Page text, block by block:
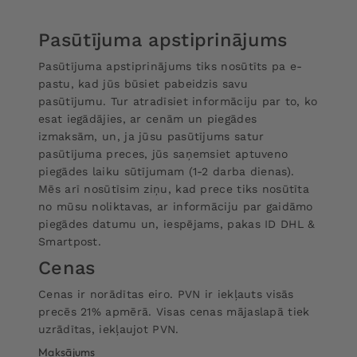
Pasūtījuma apstiprinājums
Pasūtījuma apstiprinājums tiks nosūtīts pa e-
pastu, kad jūs būsiet pabeidzis savu
pasūtījumu. Tur atradīsiet informāciju par to, ko
esat iegādājies, ar cenām un piegādes
izmaksām, un, ja jūsu pasūtījums satur
pasūtījuma preces, jūs saņemsiet aptuveno
piegādes laiku sūtījumam (1-2 darba dienas).
Mēs arī nosūtīsim ziņu, kad prece tiks nosūtīta
no mūsu noliktavas, ar informāciju par gaidāmo
piegādes datumu un, iespējams, pakas ID DHL &
Smartpost.
Cenas
Cenas ir norādītas eiro. PVN ir iekļauts visās
precēs 21% apmērā. Visas cenas mājaslapā tiek
uzrādītas, iekļaujot PVN.
Maksājums